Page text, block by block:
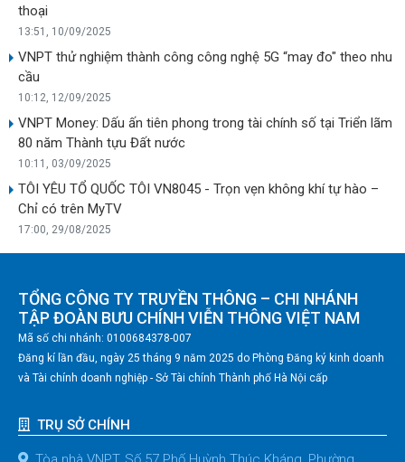
thoại
13:51, 10/09/2025
VNPT thử nghiệm thành công công nghệ 5G “may đo" theo nhu
cầu
10:12, 12/09/2025
VNPT Money: Dấu ấn tiên phong trong tài chính số tại Triển lãm
80 năm Thành tựu Đất nước
10:11, 03/09/2025
TÔI YÊU TỔ QUỐC TÔI VN8045 - Trọn vẹn không khí tự hào –
Chỉ có trên MyTV
17:00, 29/08/2025
TỔNG CÔNG TY TRUYỀN THÔNG – CHI NHÁNH
TẬP ĐOÀN BƯU CHÍNH VIỄN THÔNG VIỆT NAM
Mã số chi nhánh: 0100684378-007
Đăng kí lần đầu, ngày 25 tháng 9 năm 2025 do Phòng Đăng ký kinh doanh
và Tài chính doanh nghiệp - Sở Tài chính Thành phố Hà Nội cấp
TRỤ SỞ CHÍNH